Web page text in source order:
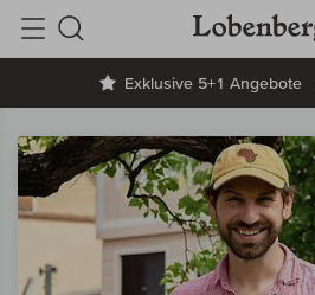
Exklusive 5+1 Angebote
Suche